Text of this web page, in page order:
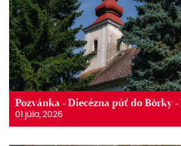
Pozvánka - Diecézna púť do Bôrky -
01 júla, 2026